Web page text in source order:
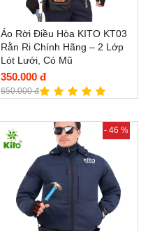
Áo Rời Điều Hòa KITO KT03
Rằn Ri Chính Hãng – 2 Lớp
Lót Lưới, Có Mũ
350.000 đ
650.000 đ
- 46 %